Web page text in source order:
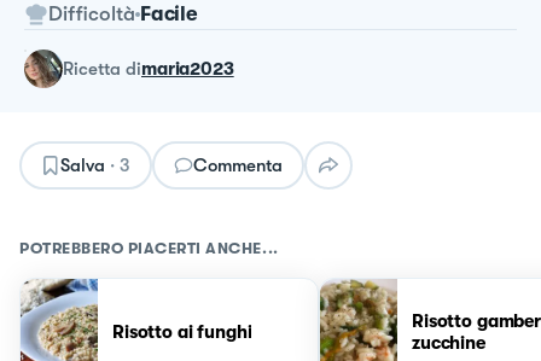
Difficoltà Facile
ricetta dimaria2023
Salva · 3 Commenta
POTREBBERO PIACERTI ANCHE...
Risotto ai funghi
Risotto
zucchine